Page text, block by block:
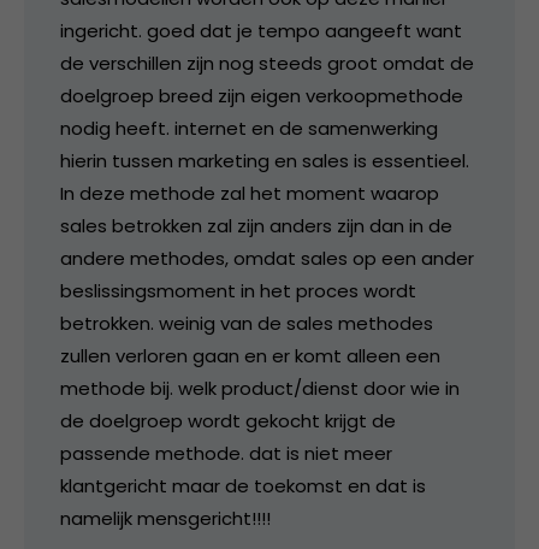
ingericht. goed dat je tempo aangeeft want
de verschillen zijn nog steeds groot omdat de
doelgroep breed zijn eigen verkoopmethode
nodig heeft. internet en de samenwerking
hierin tussen marketing en sales is essentieel.
In deze methode zal het moment waarop
sales betrokken zal zijn anders zijn dan in de
andere methodes, omdat sales op een ander
beslissingsmoment in het proces wordt
betrokken. weinig van de sales methodes
zullen verloren gaan en er komt alleen een
methode bij. welk product/dienst door wie in
de doelgroep wordt gekocht krijgt de
passende methode. dat is niet meer
klantgericht maar de toekomst en dat is
namelijk mensgericht!!!!